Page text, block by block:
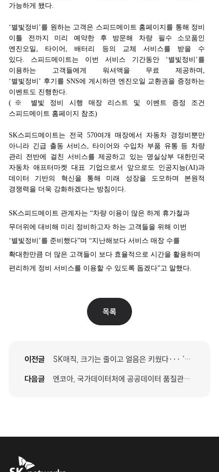
가능하게 됐다.
‘별빛정비’를 원하는 고객은 스피드메이트 홈페이지를 통해 정비
이틀 전까지 미리 예약한 후 방문해 차량 필수 소모품인
엔진오일, 타이어, 배터리 등의 교체 서비스를 받을 수
있다. 스피드메이트는 이번 서비스 기간동안 ‘별빛정비’를
이용하는 고객들에게 워셔액을 무료 제공하며,
‘별빛정비’ 후기를 SNS에 게시하면 엔진오일 교환권을 증정하는
이벤트도 진행한다.
(※ 별빛 정비 시행 매장 리스트 및 이벤트 증정 조건
스피드메이트 홈페이지 참조)
SK스피드메이트는 전국 570여개 매장에서 자동차 경정비뿐만
아니라 긴급 출동 서비스, 타이어와 수입차 부품 유통 등 차량
관리 전반에 걸친 서비스를 제공하고 있는 명실상부 대한민국
자동차 애프터마켓 대표 기업으로서 앞으로도 인공지능(AI)과
데이터 기반의 혁신을 통해 미래 성장을 도모하며 본원적
경쟁력을 더욱 강화하겠다는 방침이다.
SK스피드메이트 관계자는 “차량 이용이 많은 하계 휴가철과
무더위에 대비해 미리 정비하고자 하는 고객들을 위해 이번
‘별빛정비’를 준비했다”며 “지난해보다 서비스 매장 수를
확대한만큼 더 많은 고객들이 보다 효율적으로 시간을 활용하며
편리하게 정비 서비스를 이용할 수 있도록 돕겠다”고 말했다.
목록
이전글
SK매직, 크기는 줄이고 얼음은 키웠다··· ‘MEGA ICE 얼음정수기 mini’ 사전예약 개시
다음글
엔코아, 국가데이터처에 공공데이터 품질관리 고도화 방안과 AI Ready Data 전략 제시
SK networks